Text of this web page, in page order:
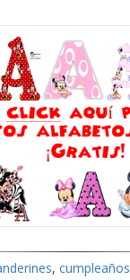
, cumpleaños